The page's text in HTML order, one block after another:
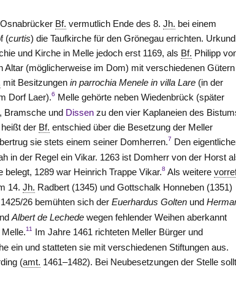
Bf. vermutlich Ende des 8.Jh. bei einem
(curtis) die Taufkirche für den Grönegau errichten.
und Kirche in Melle jedoch erst 1169, als Bf. Philipp
Altar (möglicherweise im Dom) mit verschiedenen Gütern
mit Besitzungenin parrochia Menele in villa Lare (in der
Dorf Laer).6 Melle gehörte neben Wiedenbrück (später
Bramsche und Dissen zu den vier Kaplaneien des
der Bf. entschied über die Besetzung der Meller
sie stets einem seiner Domherren.7 Den
in der Regel ein Vikar. 1263 ist Domherr von der Horst
belegt, 1289 war Heinrich Trappe Vikar.8 Als weitere
14.Jh. Radbert (1345) und Gottschalk Honneben (1351)
1425/26 bemühten sich derEuerhardus Golten und
Albert de Lechede wegen fehlender Weihen aberkannt
Melle.11 Im Jahre 1461 richteten Meller Bürger und
ein und statteten sie mit verschiedenen Stiftungen aus.
(amt. 1461–1482). Bei Neubesetzungen der Stelle